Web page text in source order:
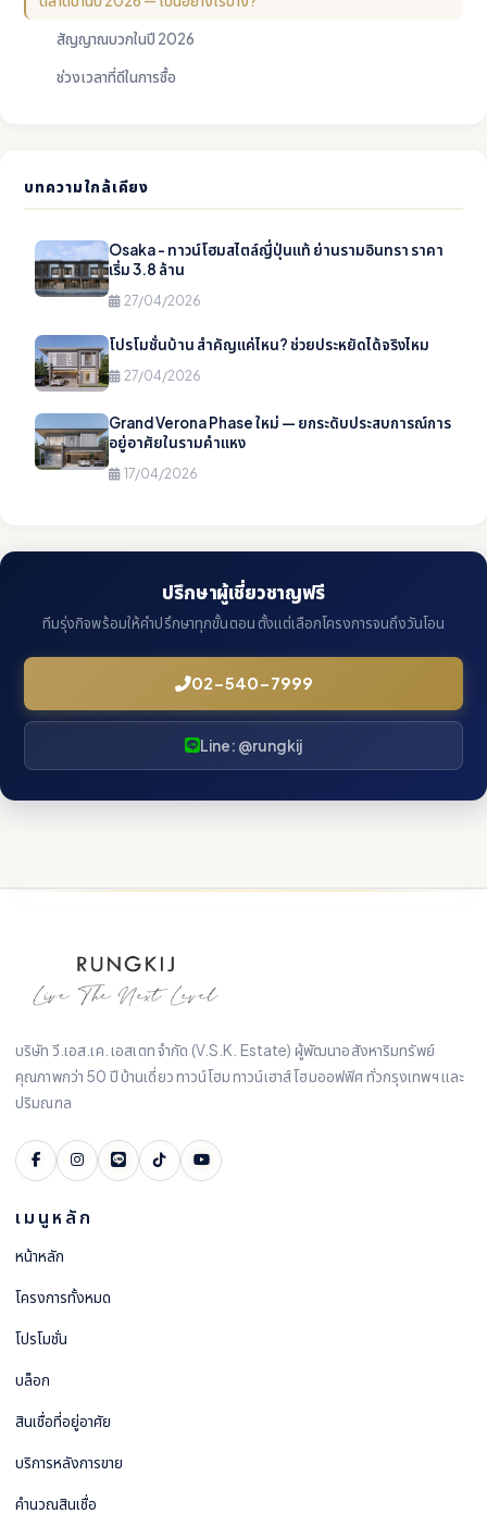
สัญญาณบวกในปี 2026
ช่วงเวลาที่ดีในการซื้อ
บทความใกล้เคียง
Osaka - ทาวน์โฮมสไตล์ญี่ปุ่นแท้ ย่านรามอินทรา ราคา
เริ่ม 3.8 ล้าน
27/04/2026
โปรโมชั่นบ้าน สำคัญแค่ไหน? ช่วยประหยัดได้จริงไหม
27/04/2026
Grand Verona Phase ใหม่ — ยกระดับประสบการณ์การ
อยู่อาศัยในรามคำแหง
17/04/2026
ปรึกษาผู้เชี่ยวชาญฟรี
ทีมรุ่งกิจพร้อมให้คำปรึกษาทุกขั้นตอน ตั้งแต่เลือกโครงการจนถึงวันโอน
02-540-7999
Line: @rungkij
บริษัท วี.เอส.เค. เอสเตท จำกัด (V.S.K. Estate) ผู้พัฒนาอสังหาริมทรัพย์
คุณภาพกว่า 50 ปี บ้านเดี่ยว ทาวน์โฮม ทาวน์เฮาส์ โฮมออฟฟิศ ทั่วกรุงเทพฯ และ
ปริมณฑล
เมนูหลัก
หน้าหลัก
โครงการทั้งหมด
โปรโมชั่น
บล็อก
สินเชื่อที่อยู่อาศัย
บริการหลังการขาย
คำนวณสินเชื่อ